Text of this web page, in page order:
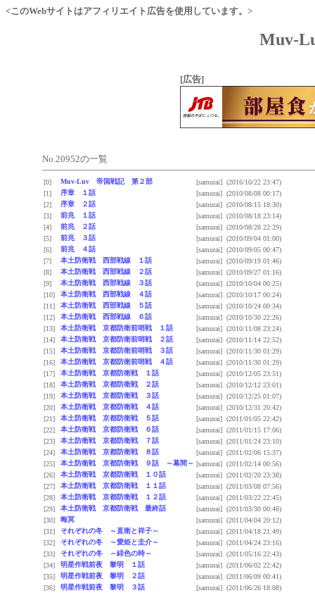
<このWebサイトはアフィリエイト広告を使用しています。>
Muv-
[広告]
No.20952の一覧
[0] Muv-Luv 帝国戦記 第２部 [samurai] (2016/10/22 23:47)
[1]
序章 １話 [samurai] (2010/08/08 00:17)
[2]
序章 ２話 [samurai] (2010/08/15 18:30)
[3]
前兆 １話 [samurai] (2010/08/18 23:14)
[4]
前兆 ２話 [samurai] (2010/08/28 22:29)
[5]
前兆 ３話 [samurai] (2010/09/04 01:00)
[6]
前兆 ４話 [samurai] (2010/09/05 00:47)
[7]
本土防衛戦 西部戦線 １話 [samurai] (2010/09/19 01:46)
[8]
本土防衛戦 西部戦線 ２話 [samurai] (2010/09/27 01:16)
[9]
本土防衛戦 西部戦線 ３話 [samurai] (2010/10/04 00:25)
[10]
本土防衛戦 西部戦線 ４話 [samurai] (2010/10/17 00:24)
[11]
本土防衛戦 西部戦線 ５話 [samurai] (2010/10/24 00:34)
[12]
本土防衛戦 西部戦線 ６話 [samurai] (2010/10/30 22:26)
[13]
本土防衛戦 京都防衛前哨戦 １話 [samurai] (2010/11/08 23:24)
[14]
本土防衛戦 京都防衛前哨戦 ２話 [samurai] (2010/11/14 22:52)
[15]
本土防衛戦 京都防衛前哨戦 ３話 [samurai] (2010/11/30 01:29)
[16]
本土防衛戦 京都防衛前哨戦 ４話 [samurai] (2010/11/30 01:29)
[17]
本土防衛戦 京都防衛戦 １話 [samurai] (2010/12/05 23:51)
[18]
本土防衛戦 京都防衛戦 ２話 [samurai] (2010/12/12 23:01)
[19]
本土防衛戦 京都防衛戦 ３話 [samurai] (2010/12/25 01:07)
[20]
本土防衛戦 京都防衛戦 ４話 [samurai] (2010/12/31 20:42)
[21]
本土防衛戦 京都防衛戦 ５話 [samurai] (2011/01/05 22:42)
[22]
本土防衛戦 京都防衛戦 ６話 [samurai] (2011/01/15 17:06)
[23]
本土防衛戦 京都防衛戦 ７話 [samurai] (2011/01/24 23:10)
[24]
本土防衛戦 京都防衛戦 ８話 [samurai] (2011/02/06 15:37)
[25]
本土防衛戦 京都防衛戦 ９話 ～幕間～ [samurai] (2011/02/14 00:56)
[26]
本土防衛戦 京都防衛戦 １０話 [samurai] (2011/02/20 23:38)
[27]
本土防衛戦 京都防衛戦 １１話 [samurai] (2011/03/08 07:56)
[28]
本土防衛戦 京都防衛戦 １２話 [samurai] (2011/03/22 22:45)
[29]
本土防衛戦 京都防衛戦 最終話 [samurai] (2011/03/30 00:48)
[30]
晦冥 [samurai] (2011/04/04 20:12)
[31]
それぞれの冬 ～直衛と祥子～ [samurai] (2011/04/18 21:49)
[32]
それぞれの冬 ～愛姫と圭介～ [samurai] (2011/04/24 23:16)
[33]
それぞれの冬 ～緋色の時～ [samurai] (2011/05/16 22:43)
[34]
明星作戦前夜 黎明 １話 [samurai] (2011/06/02 22:42)
[35]
明星作戦前夜 黎明 ２話 [samurai] (2011/06/09 00:41)
[36]
明星作戦前夜 黎明 ３話 [samurai] (2011/06/26 18:08)